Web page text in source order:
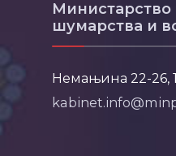
шумарства и
Немањина 22-26,